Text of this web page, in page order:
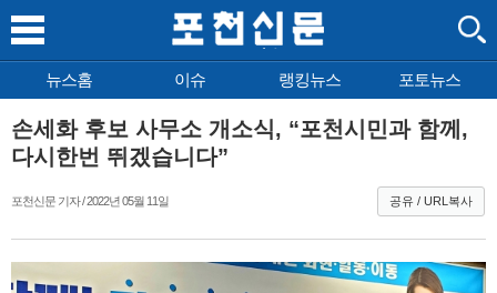
뉴스홈 이슈 랭킹뉴스 포토뉴스
손세화 후보 사무소 개소식, “포천시민과 함께,
다시한번 뛰겠습니다”
포천신문 기자 / 2022년 05월 11일 공유 / URL복사